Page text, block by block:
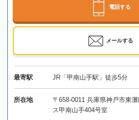
電話する
メールする
最寄駅 JR「甲南山手駅」徒歩5分
所在地
〒658-0011 兵庫県神戸市東
ス甲南山手404号室